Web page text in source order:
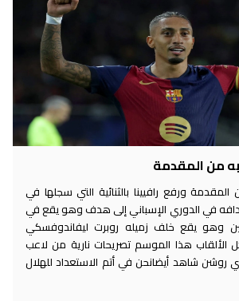
من المقدمة
المقدمة ورفع رافيينا بالثنائية التي سجلها في
في الدوري الإسباني إلى هدف وهو يقع في
وهو يقع خلف زميله روبرت ليفاندوفسكي
هذا الموسم تصريحات نارية من لاعب
روشن شاهد أيضانحن في أتم الاستعداد للهلال